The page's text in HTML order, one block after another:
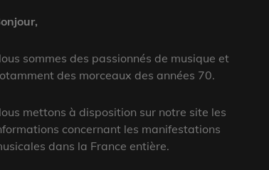
sommes des passionnés de musique et
des morceaux des années 70.
mettons à disposition sur notre site les
concernant les manifestations
dans la France entière.